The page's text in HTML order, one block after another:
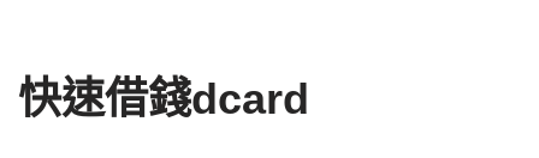
快速借錢dcard